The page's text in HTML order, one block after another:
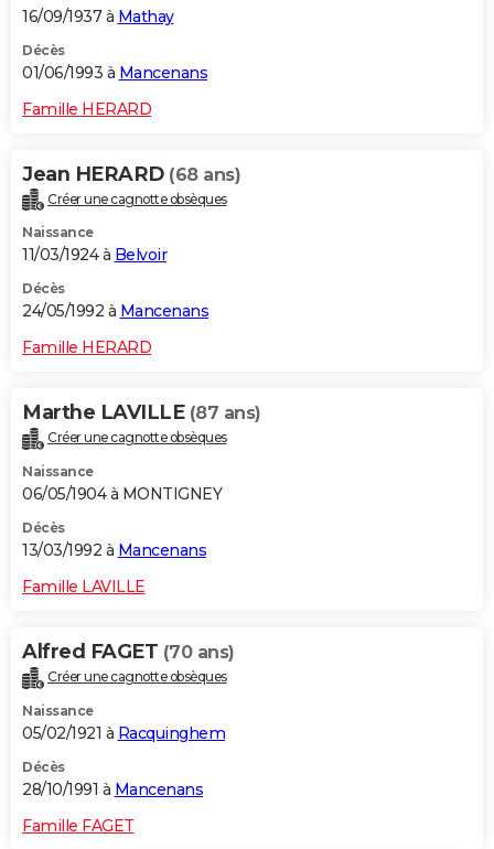
16/09/1937 à Mathay
Décès
01/06/1993 à Mancenans
Famille HERARD
Jean HERARD (68 ans)
Créer une cagnotte obsèques
Naissance
11/03/1924 à Belvoir
Décès
24/05/1992 à Mancenans
Famille HERARD
Marthe LAVILLE (87 ans)
Créer une cagnotte obsèques
Naissance
06/05/1904 à MONTIGNEY
Décès
13/03/1992 à Mancenans
Famille LAVILLE
Alfred FAGET (70 ans)
Créer une cagnotte obsèques
Naissance
05/02/1921 à Racquinghem
Décès
28/10/1991 à Mancenans
Famille FAGET